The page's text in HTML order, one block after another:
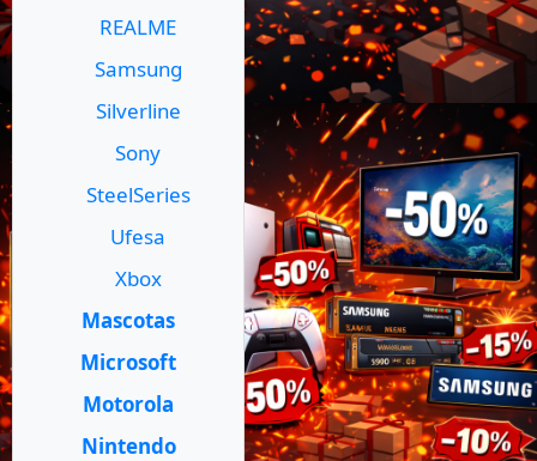
REALME
Samsung
Silverline
Sony
SteelSeries
Ufesa
Xbox
Mascotas
Microsoft
Motorola
Nintendo